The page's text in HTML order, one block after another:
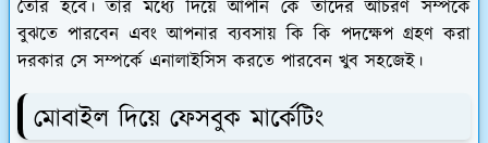
তৈরি হবে। তার মধ্যে দিয়ে আপনি কে তাদের আচরণ সম্পর্কে
বুঝতে পারবেন এবং আপনার ব্যবসায় কি কি পদক্ষেপ গ্রহণ করা
দরকার সে সম্পর্কে এনালাইসিস করতে পারবেন খুব সহজেই।
মোবাইল দিয়ে ফেসবুক মার্কেটিং